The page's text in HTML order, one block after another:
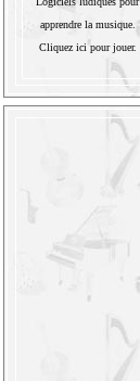
apprendre la musique.
Cliquez ici pour jouer.